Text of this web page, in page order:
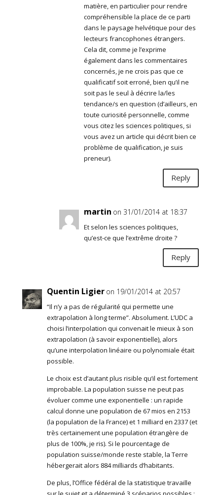
matière, en particulier pour rendre
compréhensible la place de ce parti
dans le paysage helvétique pour des
lecteurs francophones étrangers.
Cela dit, comme je l’exprime
également dans les commentaires
concernés, je ne crois pas que ce
qualificatif soit erroné, bien qu’il ne
soit pas le seul à décrire la/les
tendance/s en question (d’ailleurs, en
toute curiosité personnelle, comme
vous citez les sciences politiques, si
vous avez un article qui décrit bien ce
problème de qualification, je suis
preneur).
Reply
martin on 31/01/2014 at 18:37
Et selon les sciences politiques,
qu’est-ce que l’extrême droite ?
Reply
Quentin Ligier on 19/01/2014 at 20:57
“Il n’y a pas de régularité qui permette une
extrapolation à long terme”. Absolument. L’UDC a
choisi l’interpolation qui convenait le mieux à son
extrapolation (à savoir exponentielle), alors
qu’une interpolation linéaire ou polynomiale était
possible.
Le choix est d’autant plus risible qu’il est fortement
improbable. La population suisse ne peut pas
évoluer comme une exponentielle : un rapide
calcul donne une population de 67 mios en 2153
(la population de la France) et 1 milliard en 2337 (et
très certainement une population étrangère de
plus de 100%, je ris). Si le pourcentage de
population suisse/monde reste stable, la Terre
hébergerait alors 884 milliards d’habitants.
De plus, l’Office fédéral de la statistique travaille